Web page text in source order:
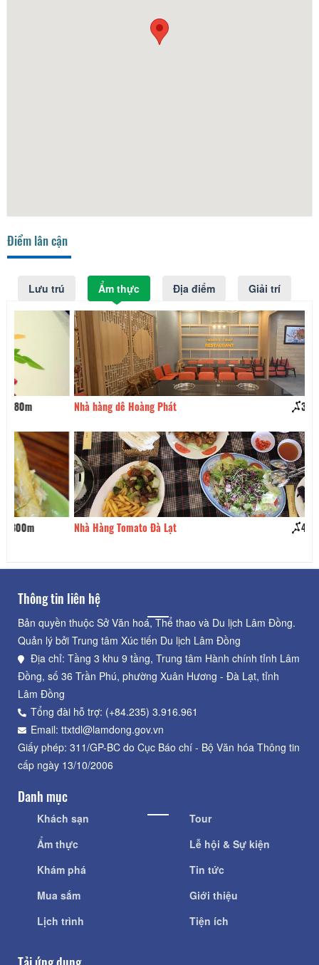
Điểm lân cận
Lưu trú Ẩm thực Địa điểm Giải trí
Nhà hàng dê Hoàng Phát
Nhà Hàng Tomato Đà Lạt
Thông tin liên hệ
Bản quyền thuộc Sở Văn hoá, Thể thao và Du lịch Lâm Đồng.
Quản lý bởi Trung tâm Xúc tiến Du lịch Lâm Đồng
Địa chỉ: Tầng 3 khu 9 tầng, Trung tâm Hành chính tỉnh Lâm
Đồng, số 36 Trần Phú, phường Xuân Hương - Đà Lạt, tỉnh
Lâm Đồng
Tổng đài hỗ trợ: (+84.235) 3.916.961
Email: ttxtdl@lamdong.gov.vn
Giấy phép: 311/GP-BC do Cục Báo chí - Bộ Văn hóa Thông tin
cấp ngày 13/10/2006
Danh mục
Khách sạn
Ẩm thực
Khám phá
Mua sắm
Lịch trình
Tour
Lễ hội & Sự kiện
Tin tức
Giới thiệu
Tiện ích